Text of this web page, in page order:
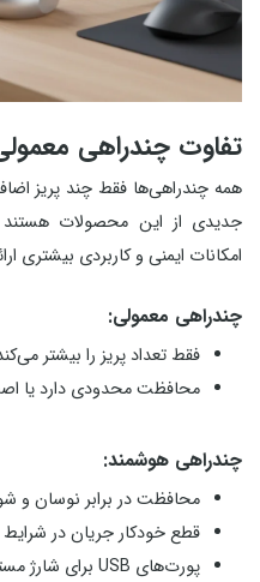
تفاوت چندراهی
همه چندراهی‌ها فقط چند پریز
جدیدی از این محصولات هستند
امکانات ایمنی و کاربردی بیشتری
چندراهی معمولی:
فقط تعداد پریز را بیشتر
محافظت محدودی دارد یا
چندراهی هوشمند:
محافظت در برابر نوسان و
قطع خودکار جریان در
پورت‌های USB برای شارژ مستقیم موبایل و گجت‌ها